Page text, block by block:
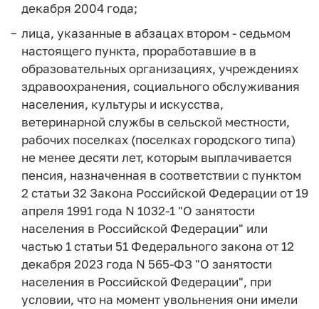
декабря 2004 года;
лица, указанные в абзацах втором - седьмом
настоящего пункта, проработавшие в в
образовательных организациях, учреждениях
здравоохранения, социального обслуживания
населения, культуры и искусства,
ветеринарной службы в сельской местности,
рабочих поселках (поселках городского типа)
не менее десяти лет, которым выплачивается
пенсия, назначенная в соответствии с пунктом
2 статьи 32 Закона Российской Федерации от 19
апреля 1991 года N 1032-1 "О занятости
населения в Российской Федерации" или
частью 1 статьи 51 Федерального закона от 12
декабря 2023 года N 565-ФЗ "О занятости
населения в Российской Федерации", при
условии, что на момент увольнения они имели